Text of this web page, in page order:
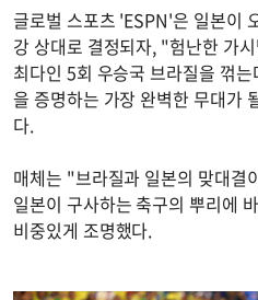
글로벌 스포츠 'ESPN'은 일본이
강 상대로 결정되자, "험난한 가
최다인 5회 우승국 브라질을 꺾
을 증명하는 가장 완벽한 무대가
다.
매체는 "브라질과 일본의 맞대결
일본이 구사하는 축구의 뿌리에
비중있게 조명했다.